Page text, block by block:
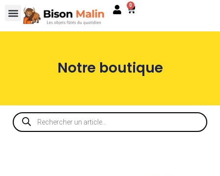
0
Notre boutique